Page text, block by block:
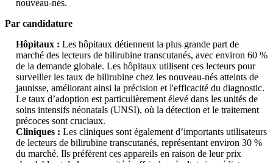
nouveau-nés.
Par candidature
Hôpitaux : Les hôpitaux détiennent la plus grande part de
marché des lecteurs de bilirubine transcutanés, avec environ 60 %
de la demande globale. Les hôpitaux utilisent ces lecteurs pour
surveiller les taux de bilirubine chez les nouveau-nés atteints de
jaunisse, améliorant ainsi la précision et l'efficacité du diagnostic.
Le taux d’adoption est particulièrement élevé dans les unités de
soins intensifs néonatals (UNSI), où la détection et le traitement
précoces sont cruciaux.
Cliniques : Les cliniques sont également d’importants utilisateurs
de lecteurs de bilirubine transcutanés, représentant environ 30 %
du marché. Ils préfèrent ces appareils en raison de leur prix